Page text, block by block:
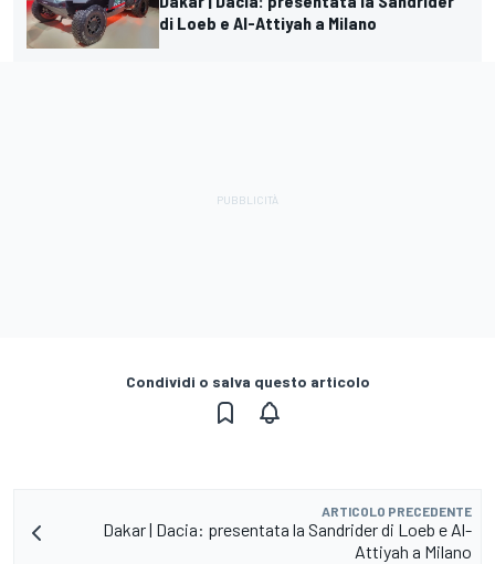
di Loeb e Al-Attiyah a Milano
Condividi o salva questo articolo
ARTICOLO PRECEDENTE
Dakar | Dacia: presentata la Sandrider di Loeb e Al-
Attiyah a Milano